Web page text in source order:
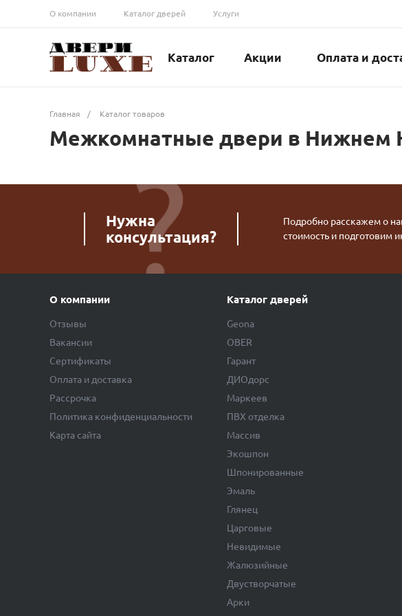
О компании Каталог дверей Услуги
Каталог Акции Оплата и
Главная / Каталог товаров
Межкомнатные двери в Нижнем
Нужна
консультация?
Подробно расскажем о
стоимость и подготовим
О компании
Отзывы
Вакансии
Сертификаты
Оплата и доставка
Рассрочка
Политика конфиденциальности
Карта сайта
Каталог дверей
Geona
OBER
Гарант
ДИОдорс
Маркеев
ПВХ отделка
Массив
Экошпон
Шпонированные
Эмаль
Глянец
Царговые
Невидимые
Жалюзийные
Двустворчатые
Арки